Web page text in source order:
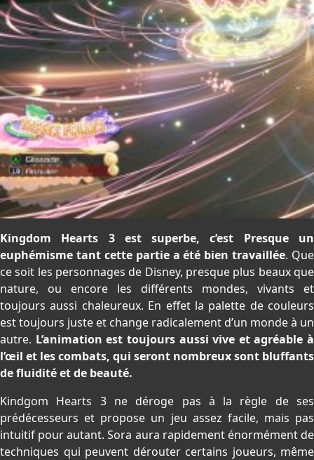
Kingdom Hearts 3 est superbe, c’est Presque un
euphémisme tant cette partie a été bien travaillée. Que
ce soit les personnages de Disney, presque plus beaux que
nature, ou encore les différents mondes, vivants et
toujours aussi chaleureux. En effet la palette de couleurs
est toujours juste et change radicalement d’un monde à un
autre. L’animation est toujours aussi vive et agréable à
l’œil et les combats, qui seront nombreux sont bluffants
de fluidité et de beauté.
Kindgom Hearts 3 ne déroge pas à la règle de ses
prédécesseurs et propose un jeu assez facile, mais pas
intuitif pour autant. Sora aura rapidement énormément de
techniques qui peuvent dérouter certains joueurs, même